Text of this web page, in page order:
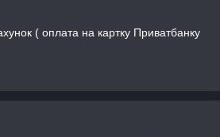
( оплата на картку Приватбанку